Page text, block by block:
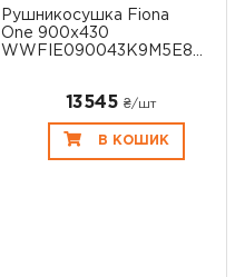
Рушникосушка Fiona
One 900х430
WWFIE090043K9M5E8P
13545 ₴/шт
В КОШИК